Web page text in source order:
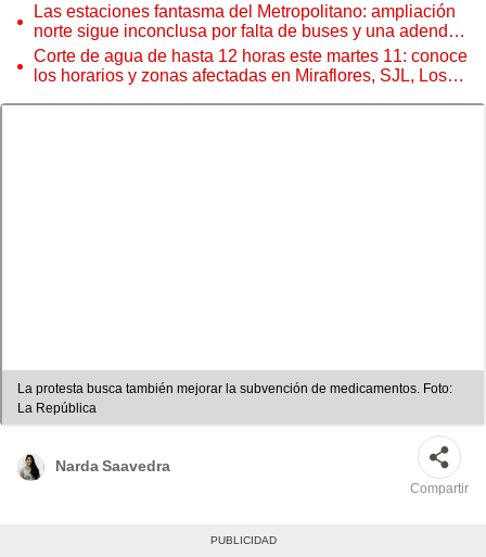
Las estaciones fantasma del Metropolitano: ampliación
norte sigue inconclusa por falta de buses y una adenda
estancada
Corte de agua de hasta 12 horas este martes 11: conoce
los horarios y zonas afectadas en Miraflores, SJL, Los
La protesta busca también mejorar la subvención de medicamentos. Foto:
La República
Narda Saavedra
Compartir